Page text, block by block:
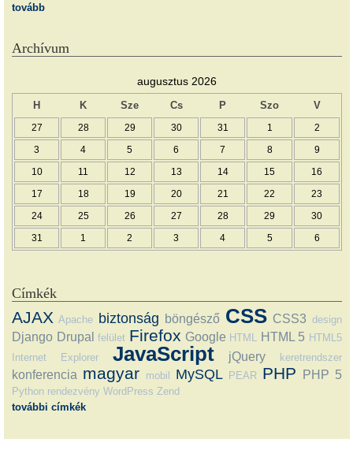
tovább
Archívum
augusztus 2026
H K Sze Cs P Szo V
27 28 29 30 31 1 2
3 4 5 6 7 8 9
10 11 12 13 14 15 16
17 18 19 20 21 22 23
24 25 26 27 28 29 30
31 1 2 3 4 5 6
Címkék
AJAX Apache biztonság böngésző CSS CSS3 design
Django Drupal felület Firefox Google HTML HTML 5 HTML5
Internet Explorer
JavaScript jQuery keretrendszer
konferencia magyar mobil MySQL PEAR PHP PHP 5
Python rendezvény WordPress Zend
további címkék